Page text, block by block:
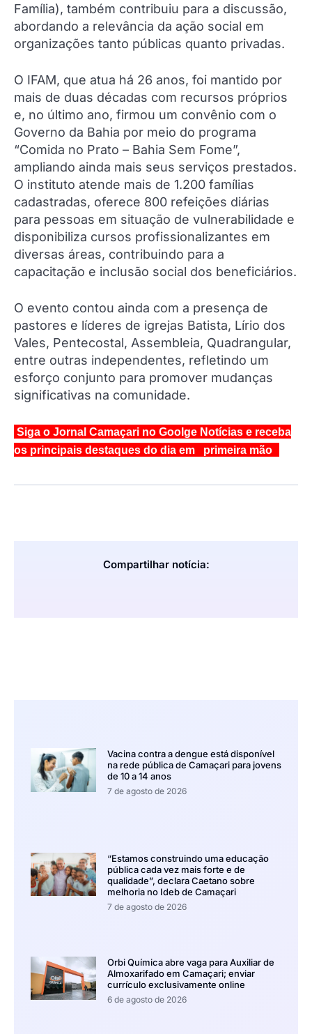
Família), também contribuiu para a discussão,
abordando a relevância da ação social em
organizações tanto públicas quanto privadas.
O IFAM, que atua há 26 anos, foi mantido por
mais de duas décadas com recursos próprios
e, no último ano, firmou um convênio com o
Governo da Bahia por meio do programa
“Comida no Prato – Bahia Sem Fome”,
ampliando ainda mais seus serviços prestados.
O instituto atende mais de 1.200 famílias
cadastradas, oferece 800 refeições diárias
para pessoas em situação de vulnerabilidade e
disponibiliza cursos profissionalizantes em
diversas áreas, contribuindo para a
capacitação e inclusão social dos beneficiários.
O evento contou ainda com a presença de
pastores e líderes de igrejas Batista, Lírio dos
Vales, Pentecostal, Assembleia, Quadrangular,
entre outras independentes, refletindo um
esforço conjunto para promover mudanças
significativas na comunidade.
Siga o Jornal Camaçari no Goolge Notícias e receba
os principais destaques do dia em primeira mão
Compartilhar notícia:
Vacina contra a dengue está disponível
na rede pública de Camaçari para jovens
de 10 a 14 anos
7 de agosto de 2026
“Estamos construindo uma educação
pública cada vez mais forte e de
qualidade”, declara Caetano sobre
melhoria no Ideb de Camaçari
7 de agosto de 2026
Orbi Química abre vaga para Auxiliar de
Almoxarifado em Camaçari; enviar
currículo exclusivamente online
6 de agosto de 2026